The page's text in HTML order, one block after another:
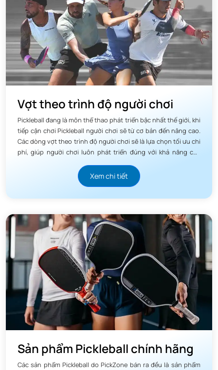
Vợt theo trình độ người chơi
Pickleball đang là môn thể thao phát triển bậc nhất thế giới, khi
tiếp cận chơi Pickleball người chơi sẽ từ cơ bản đến nâng cao.
Các dòng vợt theo trình độ người chơi sẽ là lựa chọn tối ưu chi
phí, giúp người chơi luôn phát triển đúng với khả năng của
Xem chi tiết
Sản phẩm Pickleball chính hãng
Các sản phẩm Pickleball do PickZone bán ra đều là sản phẩm